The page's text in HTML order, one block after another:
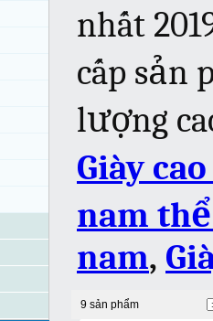
nhất
cấp sản
lượng
Giày
nam
nam,
9 sản phẩm